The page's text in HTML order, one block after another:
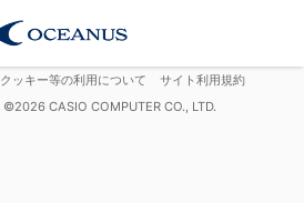
クッキー等の利用について
サイト利用規約
©2026 CASIO COMPUTER CO., LTD.